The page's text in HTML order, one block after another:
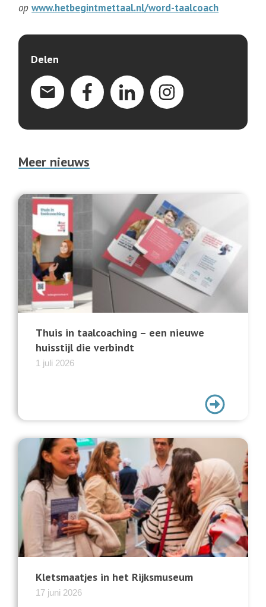
opwww.hetbegintmettaal.nl/word-taalcoach
Delen
Meer nieuws
Thuis in taalcoaching – een nieuwe
huisstijl die verbindt
1 juli 2026
Kletsmaatjes in het Rijksmuseum
17 juni 2026